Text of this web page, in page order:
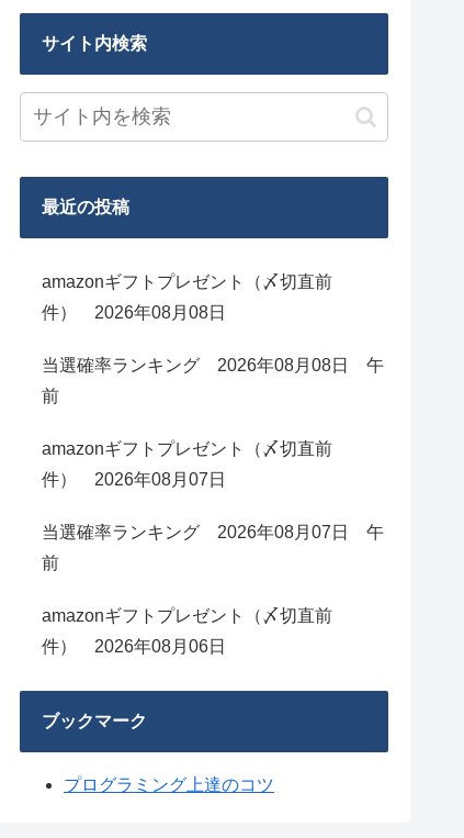
サイト内検索
最近の投稿
amazonギフトプレゼント（〆切直前
件） 2026年08月08日
当選確率ランキング 2026年08月08日 午
前
amazonギフトプレゼント（〆切直前
件） 2026年08月07日
当選確率ランキング 2026年08月07日 午
前
amazonギフトプレゼント（〆切直前
件） 2026年08月06日
ブックマーク
プログラミング上達のコツ